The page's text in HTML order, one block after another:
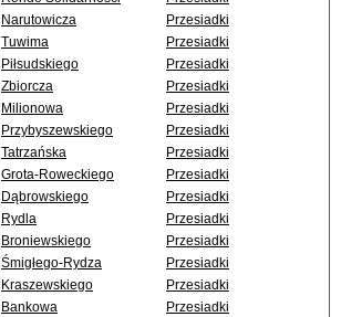
Narutowicza
Przesiadki
Tuwima
Przesiadki
Piłsudskiego
Przesiadki
Zbiorcza
Przesiadki
Milionowa
Przesiadki
Przybyszewskiego
Przesiadki
Tatrzańska
Przesiadki
Grota-Roweckiego
Przesiadki
Dąbrowskiego
Przesiadki
Rydla
Przesiadki
Broniewskiego
Przesiadki
Śmigłego-Rydza
Przesiadki
Kraszewskiego
Przesiadki
Bankowa
Przesiadki